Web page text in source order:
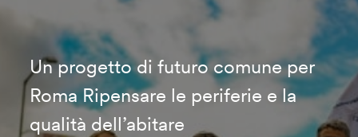
Un progetto di futuro comune per
Roma Ripensare le periferie e la
qualità dell’abitare